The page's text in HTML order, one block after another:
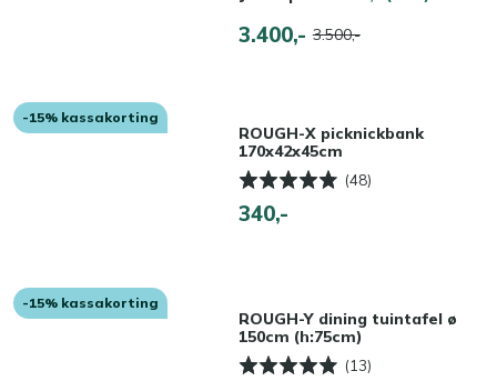
3.400,- 3.500,-
-15% kassakorting
ROUGH-X picknickbank
170x42x45cm
(48)
340,-
-15% kassakorting
ROUGH-Y dining tuintafel ø
150cm (h:75cm)
(13)